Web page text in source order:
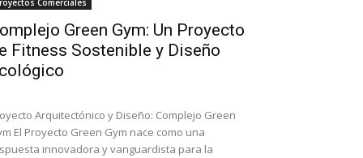
Comerciales
Green Gym: Un Proyecto
Fitness Sostenible y Diseño
Arquitectónico y Diseño: Complejo Green
El Proyecto Green Gym nace como una
innovadora y vanguardista para la